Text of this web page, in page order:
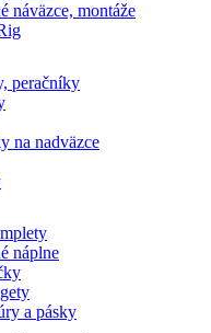
náväzce, montáže
peračníky
na nadväzce
náplne
a pásky